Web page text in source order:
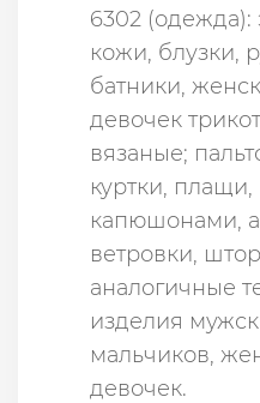
6302 (одежда):
кожи, блузки,
батники,
девочек
вязаные;
куртки,
капюшонами,
ветровки,
аналогичные
изделия
мальчиков,
девочек.